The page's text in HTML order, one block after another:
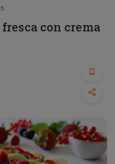
con crema